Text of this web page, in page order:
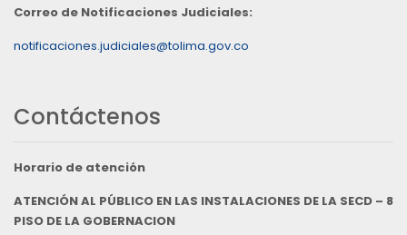
Correo de Notificaciones Judiciales:
notificaciones.judiciales@tolima.gov.co
Contáctenos
Horario de atención
ATENCIÓN AL PÚBLICO EN LAS INSTALACIONES DE LA SECD – 8
PISO DE LA GOBERNACION